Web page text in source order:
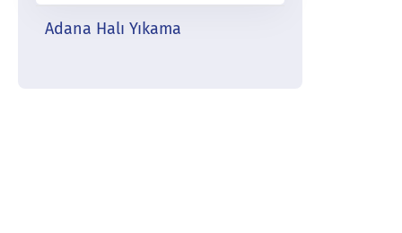
Adana Halı Yıkama